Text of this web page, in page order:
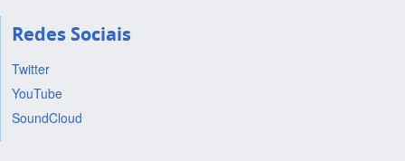
Redes Sociais
Twitter
YouTube
SoundCloud